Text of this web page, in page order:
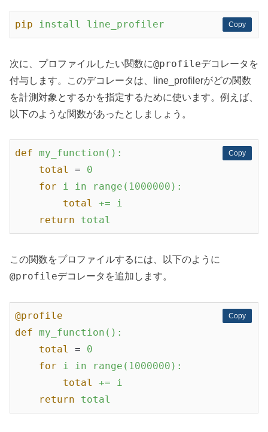
Copy
Copy
pip install line_profiler
次に、プロファイルしたい関数に@profileデコレータを
付与します。このデコレータは、line_profilerがどの関数
を計測対象とするかを指定するために使います。例えば、
以下のような関数があったとしましょう。
Copy
Copy
def my_function():
total
= 0
for
i in range(1000000):
total
+= i
return
total
この関数をプロファイルするには、以下のように
@profileデコレータを追加します。
Copy
Copy
@profile
def my_function():
total
= 0
for
i in range(1000000):
total
+= i
return
total